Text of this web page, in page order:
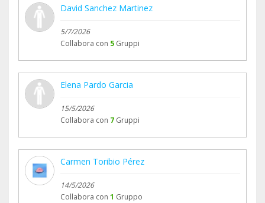
David Sanchez Martinez
5/7/2026
Collabora con 5 Gruppi
Elena Pardo Garcia
15/5/2026
Collabora con 7 Gruppi
Carmen Toribio Pérez
14/5/2026
Collabora con 1 Gruppo